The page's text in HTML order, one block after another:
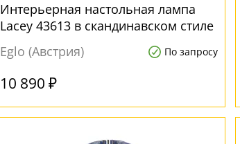
Интерьерная настольная лампа
Lacey 43613 в скандинавском стиле
Eglo (Австрия)
По запросу
10 890 ₽